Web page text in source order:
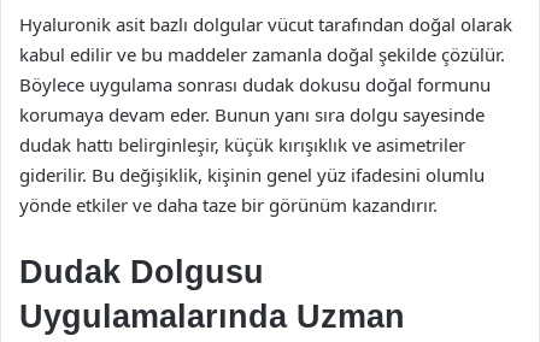
Hyaluronik asit bazlı dolgular vücut tarafından doğal olarak
kabul edilir ve bu maddeler zamanla doğal şekilde çözülür.
Böylece uygulama sonrası dudak dokusu doğal formunu
korumaya devam eder. Bunun yanı sıra dolgu sayesinde
dudak hattı belirginleşir, küçük kırışıklık ve asimetriler
giderilir. Bu değişiklik, kişinin genel yüz ifadesini olumlu
yönde etkiler ve daha taze bir görünüm kazandırır.
Dudak Dolgusu
Uygulamalarında Uzman